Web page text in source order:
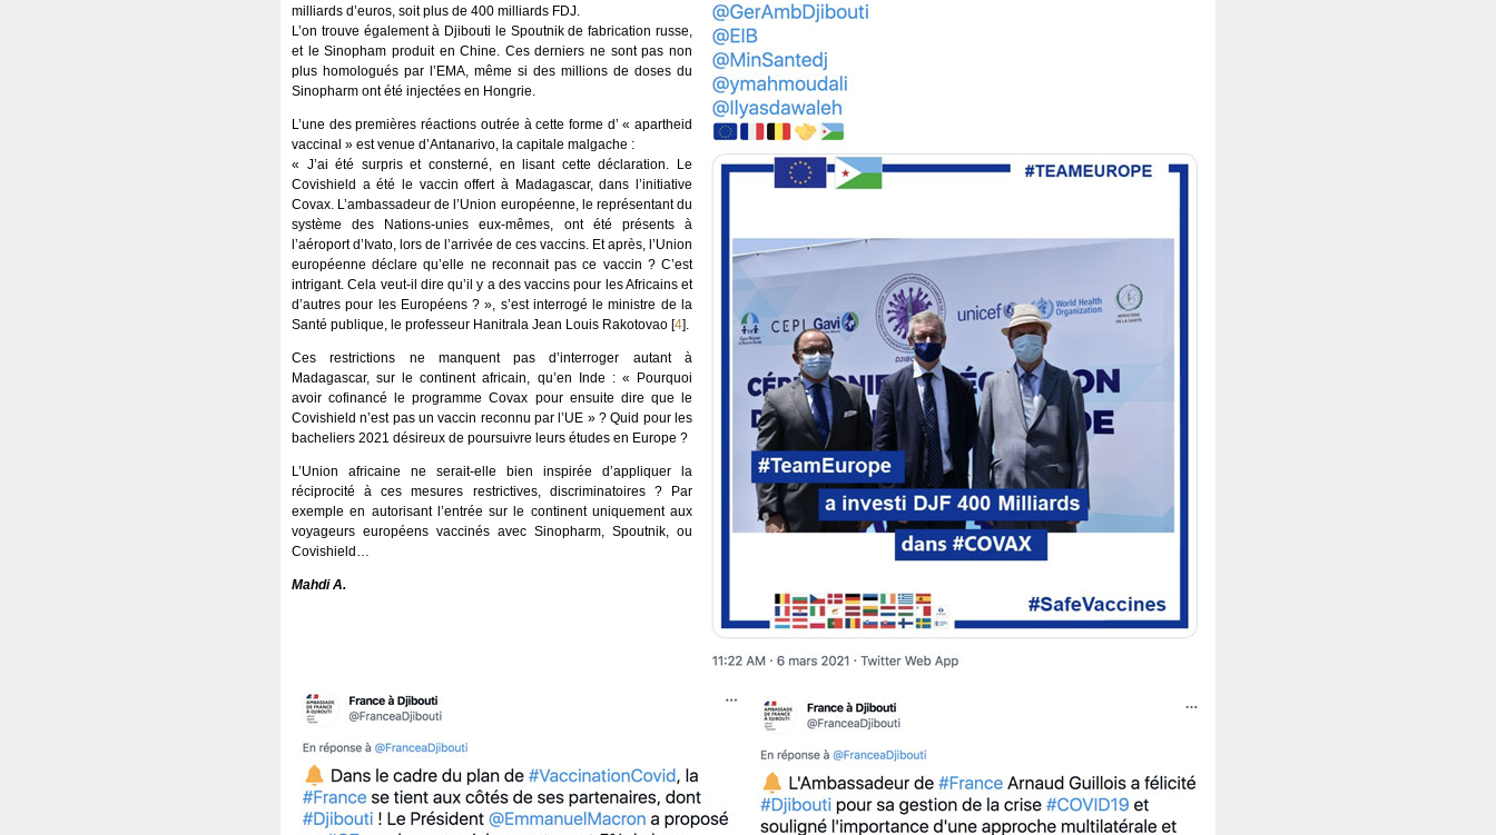
milliards d’euros, soit plus de 400 milliards FDJ.
L’on trouve également à Djibouti le Spoutnik de fabrication russe,
et le Sinopham produit en Chine. Ces derniers ne sont pas non
plus homologués par l’EMA, même si des millions de doses du
Sinopharm ont été injectées en Hongrie.
L’une des premières réactions outrée à cette forme d’ « apartheid
vaccinal » est venue d’Antanarivo, la capitale malgache :
« J’ai été surpris et consterné, en lisant cette déclaration. Le
Covishield a été le vaccin offert à Madagascar, dans l’initiative
Covax. L’ambassadeur de l’Union européenne, le représentant du
système des Nations-unies eux-mêmes, ont été présents à
l’aéroport d’Ivato, lors de l’arrivée de ces vaccins. Et après, l’Union
européenne déclare qu’elle ne reconnait pas ce vaccin ? C’est
intrigant. Cela veut-il dire qu’il y a des vaccins pour les Africains et
d’autres pour les Européens ? », s’est interrogé le ministre de la
Santé publique, le professeur Hanitrala Jean Louis Rakotovao [4].
Ces restrictions ne manquent pas d’interroger autant à
Madagascar, sur le continent africain, qu’en Inde : « Pourquoi
avoir cofinancé le programme Covax pour ensuite dire que le
Covishield n’est pas un vaccin reconnu par l’UE » ? Quid pour les
bacheliers 2021 désireux de poursuivre leurs études en Europe ?
L’Union africaine ne serait-elle bien inspirée d’appliquer la
réciprocité à ces mesures restrictives, discriminatoires ? Par
exemple en autorisant l’entrée sur le continent uniquement aux
voyageurs européens vaccinés avec Sinopharm, Spoutnik, ou
Covishield…
Mahdi A.